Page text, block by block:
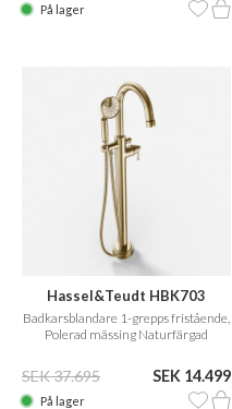
På lager
Hassel&Teudt HBK703
Badkarsblandare 1-grepps fristående,
Polerad mässing Naturfärgad
SEK 37.695 SEK 14.499
På lager